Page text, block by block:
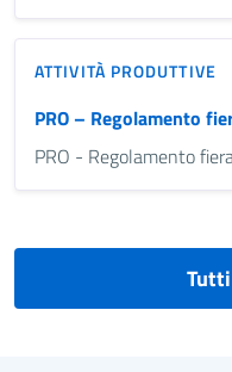
ATTIVITÀ PRODUTTIVE
PRO – Regolamento
PRO - Regolamento